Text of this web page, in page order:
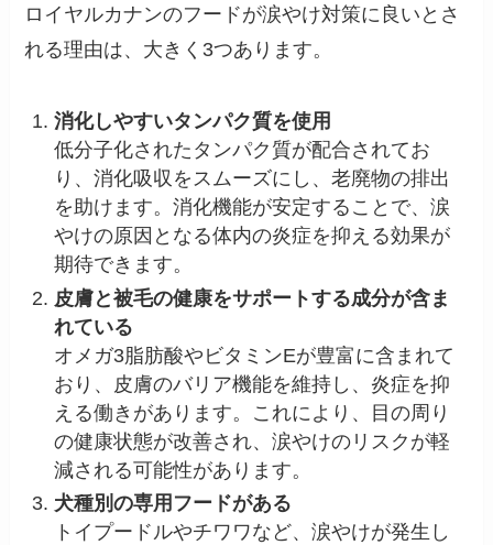
ロイヤルカナンのフードが涙やけ対策に良いとさ
れる理由は、大きく3つあります。
消化しやすいタンパク質を使用
低分子化されたタンパク質が配合されてお
り、消化吸収をスムーズにし、老廃物の排出
を助けます。消化機能が安定することで、涙
やけの原因となる体内の炎症を抑える効果が
期待できます。
皮膚と被毛の健康をサポートする成分が含ま
れている
オメガ3脂肪酸やビタミンEが豊富に含まれて
おり、皮膚のバリア機能を維持し、炎症を抑
える働きがあります。これにより、目の周り
の健康状態が改善され、涙やけのリスクが軽
減される可能性があります。
犬種別の専用フードがある
トイプードルやチワワなど、涙やけが発生し